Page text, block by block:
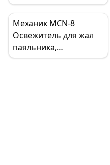
микросхем
Механик MCN-8
Освежитель для жал
паяльника,
высококачественная